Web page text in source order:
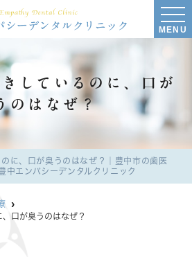
MENU
しているのに、口が
のはなぜ？
のに、口が臭うのはなぜ？｜豊中市の歯医
中エンパシーデンタルクリニック
口が臭うのはなぜ？